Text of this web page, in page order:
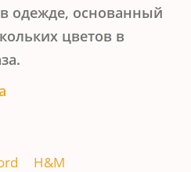
одежде, основанный
цветов в
H&M